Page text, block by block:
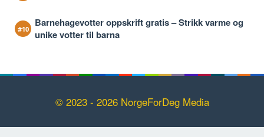
Barnehagevotter oppskrift gratis – Strikk varme og
unike votter til barna
© 2023 - 2026 NorgeForDeg Media